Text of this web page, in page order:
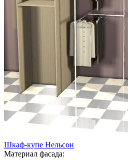
Шкаф-купе Нельсон
Материал фасада: